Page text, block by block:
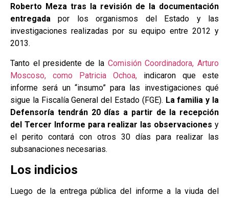
Roberto Meza tras la revisión de la documentación
entregada por los organismos del Estado y las
investigaciones realizadas por su equipo entre 2012 y
2013.
Tanto el presidente de la Comisión Coordinadora, Arturo
Moscoso, como Patricia Ochoa, indicaron que este
informe será un “insumo” para las investigaciones qué
sigue la Fiscalía General del Estado (FGE). La familia y la
Defensoría tendrán 20 días a partir de la recepción
del Tercer Informe para realizar las observaciones y
el perito contará con otros 30 días para realizar las
subsanaciones necesarias.
Los indicios
Luego de la entrega pública del informe a la viuda del